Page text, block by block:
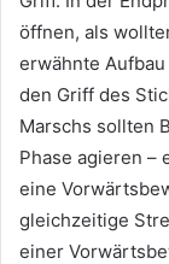
öffnen, als
erwähnte
den Griff des
Marschs sollten
Phase agieren –
eine
gleichzeitige
einer